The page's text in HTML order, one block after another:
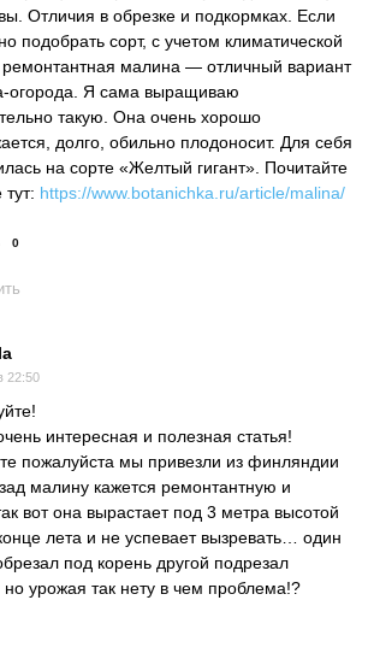
Отличия в обрезке и подкормках. Если
подобрать сорт, с учетом климатической
ремонтантная малина — отличный вариант
огорода. Я сама выращиваю
такую. Она очень хорошо
долго, обильно плодоносит. Для себя
на сорте «Желтый гигант». Почитайте
https://www.botanichka.ru/article/malina/
статьи:
0
22:50
интересная и полезная статья!
пожалуйста мы привезли из финляндии
малину кажется ремонтантную и
вот она вырастает под 3 метра высотой
лета и не успевает вызревать… один
под корень другой подрезал
но урожая так нету в чем проблема!?